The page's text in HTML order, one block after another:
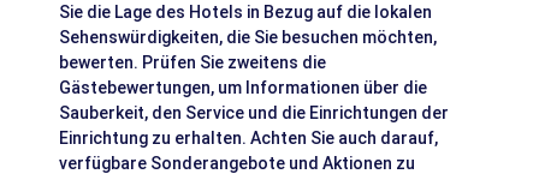
Sie die Lage des Hotels in Bezug auf die lokalen
Sehenswürdigkeiten, die Sie besuchen möchten,
bewerten. Prüfen Sie zweitens die
Gästebewertungen, um Informationen über die
Sauberkeit, den Service und die Einrichtungen der
Einrichtung zu erhalten. Achten Sie auch darauf,
verfügbare Sonderangebote und Aktionen zu